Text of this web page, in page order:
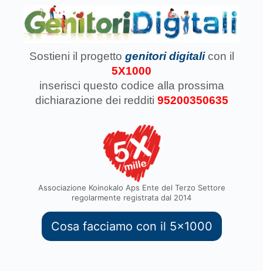
Sostieni il progetto genitori digitali con il
5X1000
inserisci questo codice alla prossima
dichiarazione dei redditi 95200350635
Associazione Koinokalo Aps Ente del Terzo Settore
regolarmente registrata dal 2014
Cosa facciamo con il 5x1000